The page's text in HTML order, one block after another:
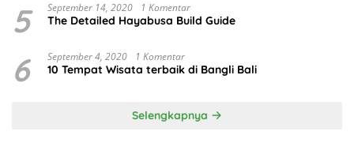
5 September 14, 2020 1 Komentar
The Detailed Hayabusa Build Guide
6 September 4, 2020 1 Komentar
10 Tempat Wisata terbaik di Bangli Bali
Selengkapnya